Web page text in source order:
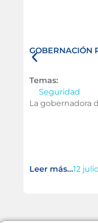
GOBERNACIÓN
Temas:
Seguridad
La gobernadora
Leer más...12